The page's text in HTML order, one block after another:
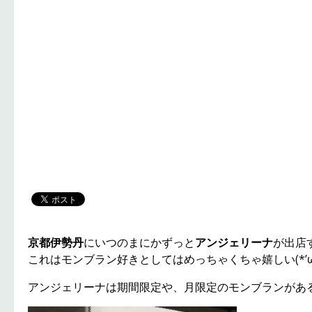
京都伊勢丹にいつのまにかずっとアンジェリーナが出店
これはモンブラン好きとしてはめっちゃくちゃ嬉しい
アンジェリーナは期間限定や、月限定のモンブランがあ